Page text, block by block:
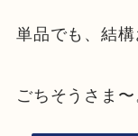
単品でも、結構
ごちそうさま〜